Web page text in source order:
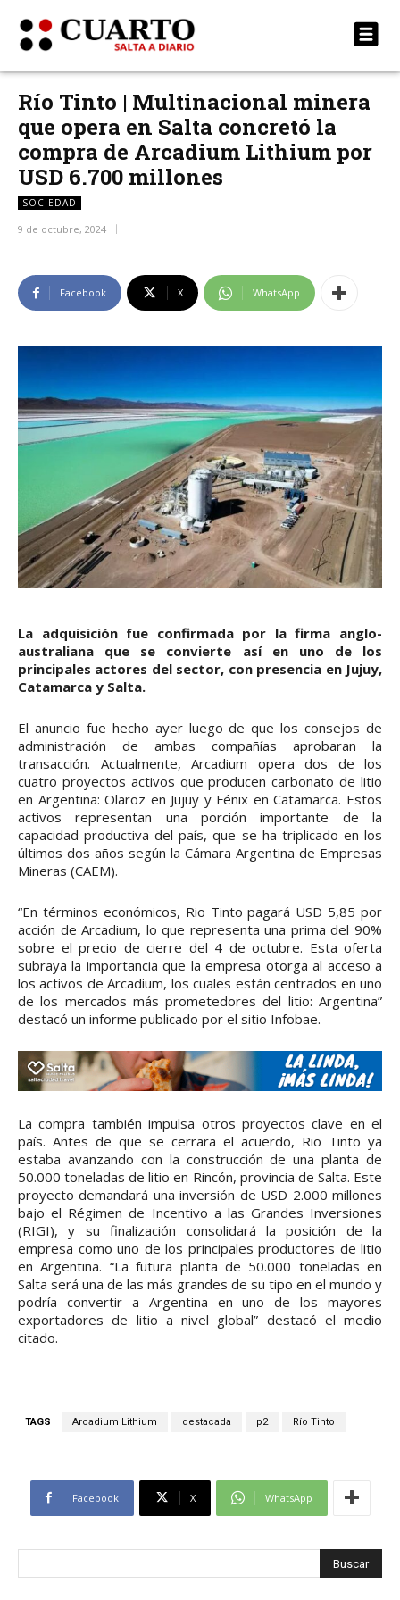
Río Tinto | Multinacional minera
que opera en Salta concretó la
compra de Arcadium Lithium por
USD 6.700 millones
SOCIEDAD
9 de octubre, 2024
Facebook X WhatsApp
La adquisición fue confirmada por la firma anglo-
australiana que se convierte así en uno de los
principales actores del sector, con presencia en Jujuy,
Catamarca y Salta.
El anuncio fue hecho ayer luego de que los consejos de
administración de ambas compañías aprobaran la
transacción. Actualmente, Arcadium opera dos de los
cuatro proyectos activos que producen carbonato de litio
en Argentina: Olaroz en Jujuy y Fénix en Catamarca. Estos
activos representan una porción importante de la
capacidad productiva del país, que se ha triplicado en los
últimos dos años según la Cámara Argentina de Empresas
Mineras (CAEM).
“En términos económicos, Rio Tinto pagará USD 5,85 por
acción de Arcadium, lo que representa una prima del 90%
sobre el precio de cierre del 4 de octubre. Esta oferta
subraya la importancia que la empresa otorga al acceso a
los activos de Arcadium, los cuales están centrados en uno
de los mercados más prometedores del litio: Argentina”
destacó un informe publicado por el sitio Infobae.
La compra también impulsa otros proyectos clave en el
país. Antes de que se cerrara el acuerdo, Rio Tinto ya
estaba avanzando con la construcción de una planta de
50.000 toneladas de litio en Rincón, provincia de Salta. Este
proyecto demandará una inversión de USD 2.000 millones
bajo el Régimen de Incentivo a las Grandes Inversiones
(RIGI), y su finalización consolidará la posición de la
empresa como uno de los principales productores de litio
en Argentina. “La futura planta de 50.000 toneladas en
Salta será una de las más grandes de su tipo en el mundo y
podría convertir a Argentina en uno de los mayores
exportadores de litio a nivel global” destacó el medio
citado.
TAGS Arcadium Lithium destacada p2 Río Tinto
Facebook X WhatsApp